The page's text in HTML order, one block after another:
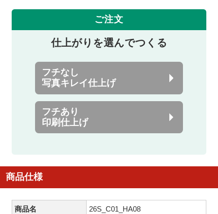
ご注文
仕上がりを選んでつくる
フチなし
写真キレイ仕上げ
フチあり
印刷仕上げ
商品仕様
商品名 26S_C01_HA08